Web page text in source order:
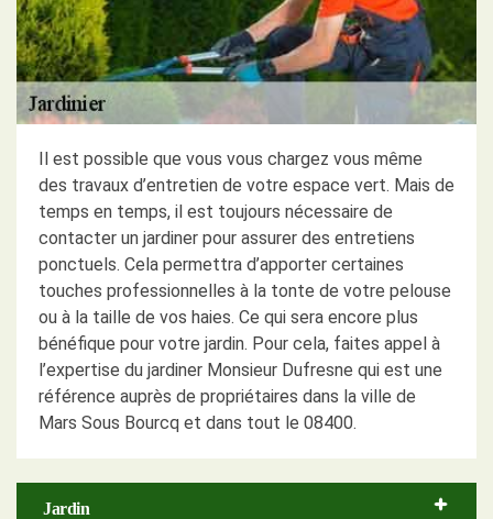
Il est possible que vous vous chargez vous même
des travaux d’entretien de votre espace vert. Mais de
temps en temps, il est toujours nécessaire de
contacter un jardiner pour assurer des entretiens
ponctuels. Cela permettra d’apporter certaines
touches professionnelles à la tonte de votre pelouse
ou à la taille de vos haies. Ce qui sera encore plus
bénéfique pour votre jardin. Pour cela, faites appel à
l’expertise du jardiner Monsieur Dufresne qui est une
référence auprès de propriétaires dans la ville de
Mars Sous Bourcq et dans tout le 08400.
Jardin